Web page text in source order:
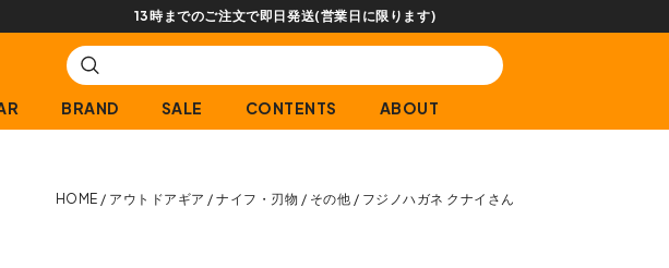
13時までのご注文で即日発送(営業日に限ります)
BRAND SALE CONTENTS ABOUT
HOME アウトドアギア ナイフ・刃物 その他 フジノハガネ クナイさん